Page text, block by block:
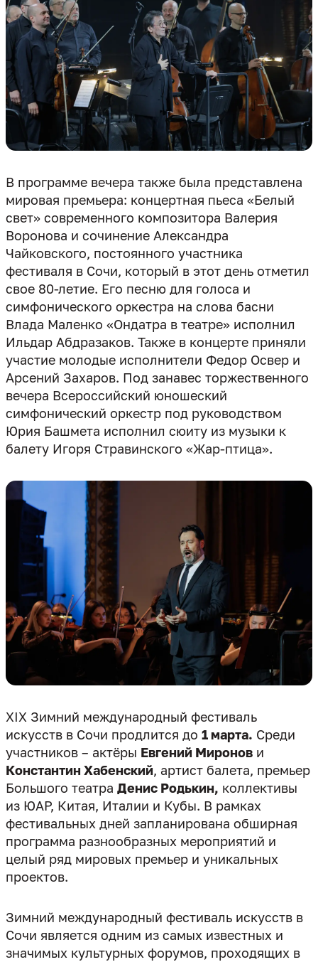
В программе вечера также была представлена
мировая премьера: концертная пьеса «Белый
свет» современного композитора Валерия
Воронова и сочинение Александра
Чайковского, постоянного участника
фестиваля в Сочи, который в этот день отметил
свое 80-летие. Его песню для голоса и
симфонического оркестра на слова басни
Влада Маленко «Ондатра в театре» исполнил
Ильдар Абдразаков. Также в концерте приняли
участие молодые исполнители Федор Освер и
Арсений Захаров. Под занавес торжественного
вечера Всероссийский юношеский
симфонический оркестр под руководством
Юрия Башмета исполнил сюиту из музыки к
балету Игоря Стравинского «Жар-птица».
XIX Зимний международный фестиваль
искусств в Сочи продлится до 1 марта. Среди
участников – актёры Евгений Миронов и
Константин Хабенский, артист балета, премьер
Большого театра Денис Родькин, коллективы
из ЮАР, Китая, Италии и Кубы. В рамках
фестивальных дней запланирована обширная
программа разнообразных мероприятий и
целый ряд мировых премьер и уникальных
проектов.
Зимний международный фестиваль искусств в
Сочи является одним из самых известных и
значимых культурных форумов, проходящих в